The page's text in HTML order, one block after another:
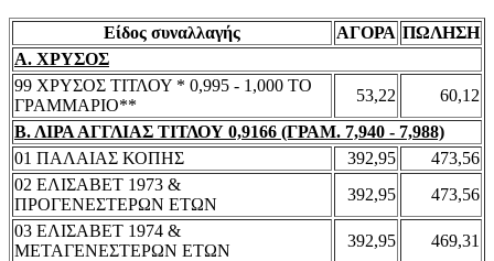
Είδος συναλλαγής ΑΓΟΡΑ ΠΩΛΗΣΗ
Α. ΧΡΥΣΟΣ
99 ΧΡΥΣΟΣ ΤΙΤΛΟΥ * 0,995 - 1,000 ΤΟ
ΓΡΑΜΜΑΡΙΟ**
53,22
60,12
Β. ΛΙΡΑ ΑΓΓΛΙΑΣ ΤΙΤΛΟΥ 0,9166 (ΓΡΑΜ. 7,940 - 7,988)
01 ΠΑΛΑΙΑΣ ΚΟΠΗΣ
392,95
473,56
02 ΕΛΙΣΑΒΕΤ 1973 &
ΠΡΟΓΕΝΕΣΤΕΡΩΝ ΕΤΩΝ
392,95
473,56
03 ΕΛΙΣΑΒΕΤ 1974 &
ΜΕΤΑΓΕΝΕΣΤΕΡΩΝ ΕΤΩΝ
392,95
469,31